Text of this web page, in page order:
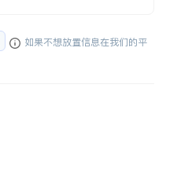
如果不想放置信息在我们的平